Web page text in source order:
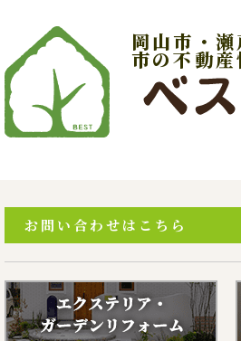
当社は、不動
訪問、提案、
委託先等を通
等）を取得
(4) ウェブサ
(5) その他上
なお、当社は
イト管理会
このように
ます。
岡山市・
市の不動産
お問い合わせはこちら